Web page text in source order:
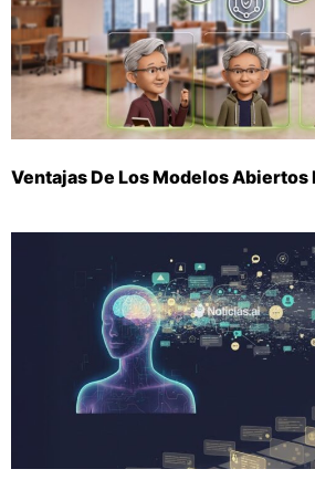
Ventajas De Los Modelos Abiertos